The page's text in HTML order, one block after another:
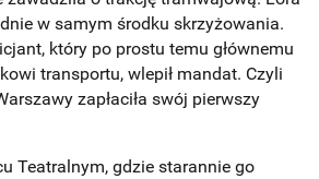
w samym środku skrzyżowania.
który po prostu temu głównemu
transportu, wlepił mandat. Czyli
zapłaciła swój pierwszy
Teatralnym, gdzie starannie go